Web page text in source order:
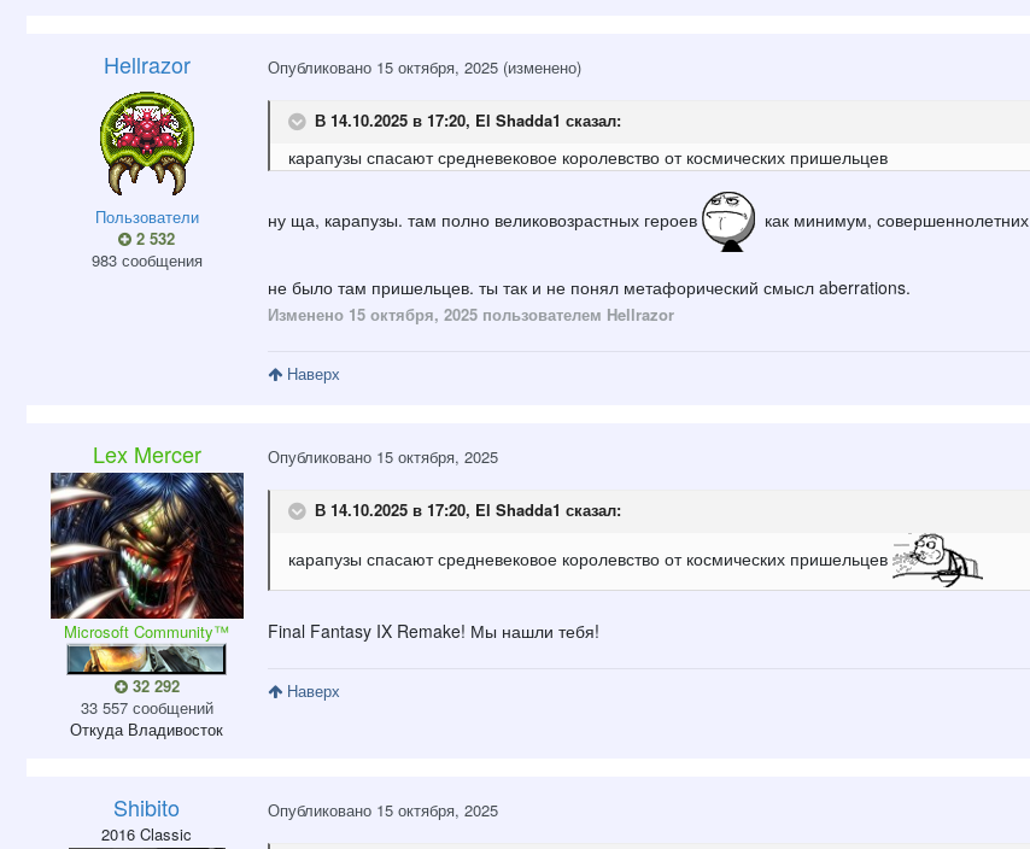
Hellrazor
Пользователи
2 532
983 сообщения
Опубликовано 15 октября, 2025 (изменено)
В 14.10.2025 в 17:20, El Shadda1 сказал:
карапузы спасают средневековое королевство от космических пришельцев
ну ща, карапузы. там полно великовозрастных героев как минимум, совершеннолетних
не было там пришельцев. ты так и не понял метафорический смысл aberrations.
Изменено 15 октября, 2025пользователем Hellrazor
Наверх
Lex Mercer
Microsoft Community™
32 292
33 557 сообщений
Откуда Владивосток
Опубликовано 15 октября, 2025
В 14.10.2025 в 17:20, El Shadda1 сказал:
карапузы спасают средневековое королевство от космических пришельцев
Final Fantasy IX Remake! Мы нашли тебя!
Наверх
Shibito
2016 Classic
Опубликовано 15 октября, 2025